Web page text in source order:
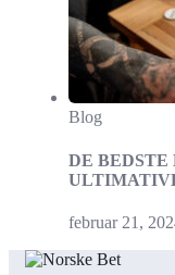
Blog
DE BEDSTE
februar 21,